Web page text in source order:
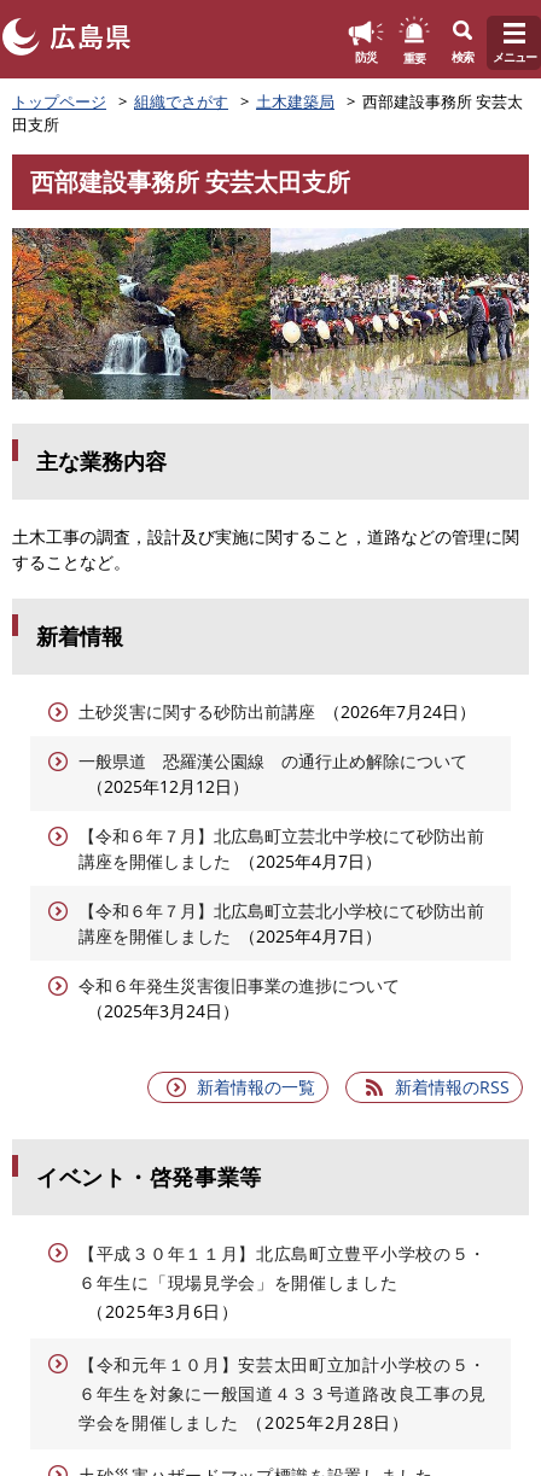
ペ
ー
ジ
の
頭
で
す
。
防災 重要 検索 メニュー
トップページ 組織でさがす 土木建築局
西部建設事務所 安芸太
田支所
文
西部建設事務所 安芸太田支所
主な業務内容
土木工事の調査，設計及び実施に関すること，道路などの管理に関
することなど。
新着情報
土砂災害に関する砂防出前講座 2026年7月24日
一般県道 恐羅漢公園線 の通行止め解除について
2025年12月12日
【令和６年７月】北広島町立芸北中学校にて砂防出前
講座を開催しました
2025年4月7日
【令和６年７月】北広島町立芸北小学校にて砂防出前
講座を開催しました
2025年4月7日
令和６年発生災害復旧事業の進捗について
2025年3月24日
新着情報の一覧 新着情報のRSS
イベント・啓発事業等
【平成３０年１１月】北広島町立豊平小学校の５・
６年生に「現場見学会」を開催しました
2025年3月6日
【令和元年１０月】安芸太田町立加計小学校の５・
６年生を対象に一般国道４３３号道路改良工事の見
学会を開催しました
2025年2月28日